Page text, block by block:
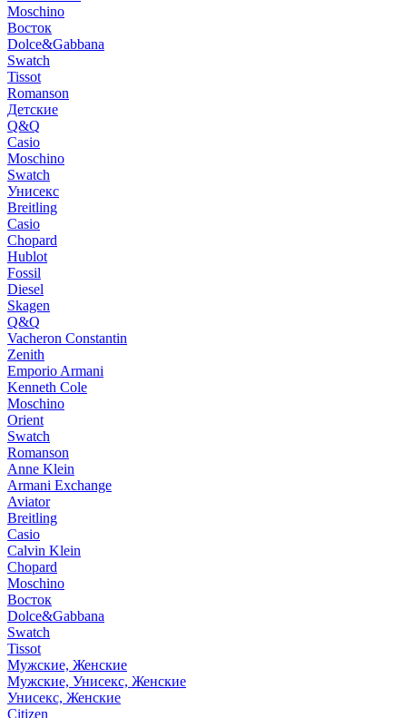
Moschino
Восток
Dolce&Gabbana
Swatch
Tissot
Romanson
Детские
Q&Q
Casio
Moschino
Swatch
Унисекс
Breitling
Casio
Chopard
Hublot
Fossil
Diesel
Skagen
Q&Q
Vacheron Constantin
Zenith
Emporio Armani
Kenneth Cole
Moschino
Orient
Swatch
Romanson
Anne Klein
Armani Exchange
Aviator
Breitling
Casio
Calvin Klein
Chopard
Moschino
Восток
Dolce&Gabbana
Swatch
Tissot
Мужские, Женские
Мужские, Унисекс, Женские
Унисекс, Женские
Citizen